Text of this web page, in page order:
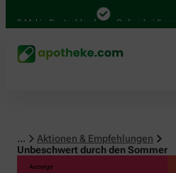
Mal in Deutschland Online bei Ihrer
...
Aktionen & Empfehlungen
Unbeschwert durch den Sommer